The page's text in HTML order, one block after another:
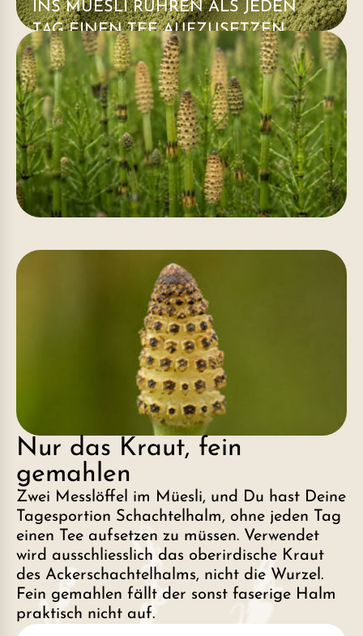
INS MÜESLI RÜHREN ALS JEDEN
TAG EINEN TEE AUFZUSETZEN.
Nur das Kraut, fein
gemahlen
Zwei Messlöffel im Müesli, und Du hast Deine
Tagesportion Schachtelhalm, ohne jeden Tag
einen Tee aufsetzen zu müssen. Verwendet
wird ausschliesslich das oberirdische Kraut
des Ackerschachtelhalms, nicht die Wurzel.
Fein gemahlen fällt der sonst faserige Halm
praktisch nicht auf.